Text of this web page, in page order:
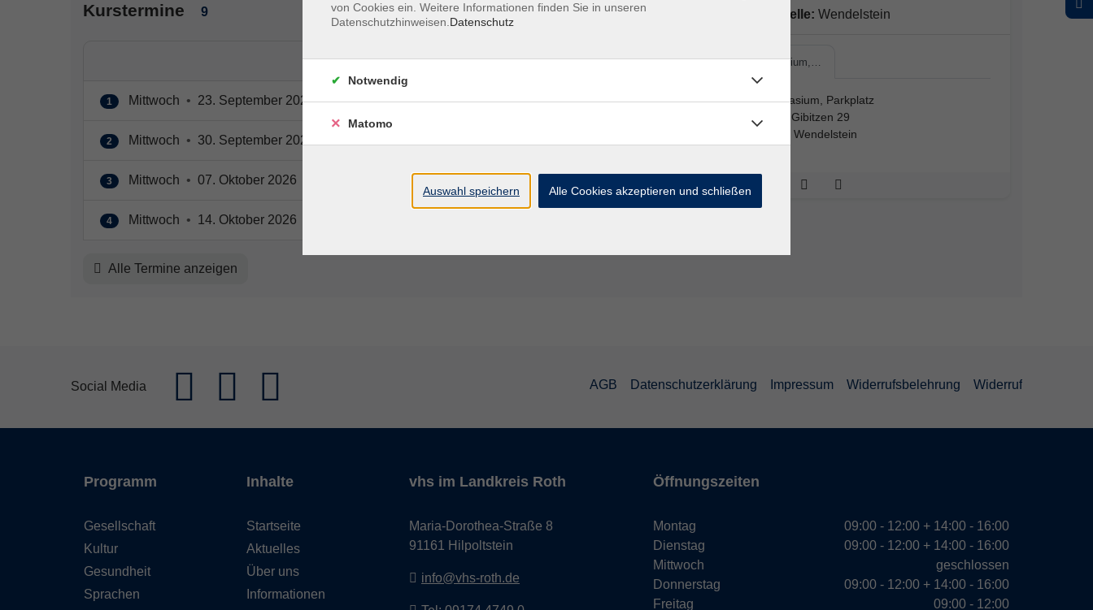
Kurstermine 9
Ort / Raum
1 Mittwoch • 23. September 2026 • 17:30 – 19:00 Uhr Gymnasium, Parkplatz
2 Mittwoch • 30. September 2026
3 Mittwoch • 07. Oktober 2026 17:30 – 19:00 Uhr Gymnasium, Parkplatz
4 Mittwoch • 14. Oktober 2026
Alle Termine anzeigen
Außenstelle: Wendelstein
Gymnasium,…
Gymnasium, Parkplatz
In der Gibitzen 29
90530 Wendelstein
Social Media AGB Datenschutzerklärung Impressum Widerrufsbelehrung Widerruf
Programm
Gesellschaft
Kultur
Gesundheit
Sprachen
Inhalte
Startseite
Aktuelles
Über uns
Informationen
vhs im Landkreis Roth
Maria-Dorothea-Straße 8
91161 Hilpoltstein
info@vhs-roth.de
Öffnungszeiten
Montag
Dienstag
Mittwoch
Donnerstag
Freitag
09:00 - 12:00 + 14:00 - 16:00
09:00 - 12:00 + 14:00 - 16:00
geschlossen
09:00 - 12:00 + 14:00 - 16:00
09:00 - 12:00
von Cookies ein. Weitere Informationen finden Sie in unseren
Datenschutzhinweisen. Datenschutz
Notwendig
Matomo
Auswahl speichern Alle Cookies akzeptieren und schließen